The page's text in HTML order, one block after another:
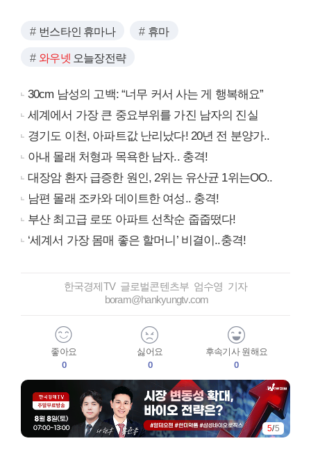
번스타인 휴마나 휴마
와우넷 오늘장전략
30cm 남성의 고백: “너무 커서 사는 게 행복해요”
세계에서 가장 큰 중요부위를 가진 남자의 진실
경기도 이천, 아파트값 난리났다! 20년 전 분양가..
아내 몰래 처형과 목욕한 남자.. 충격!
대장암 환자 급증한 원인, 2위는 유산균 1위는OO..
남편 몰래 조카와 데이트한 여성.. 충격!
부산 최고급 로또 아파트 선착순 줍줍떴다!
‘세계서 가장 몸매 좋은 할머니’ 비결이..충격!
한국경제TV 글로벌콘텐츠부 엄수영 기자
boram@hankyungtv.com
좋아요
0
싫어요
0
후속기사 원해요
0
5/5